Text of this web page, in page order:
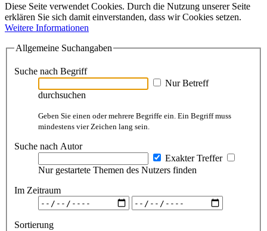
Diese Seite verwendet Cookies. Durch die Nutzung unserer Seite
erklären Sie sich damit einverstanden, dass wir Cookies setzen.
Weitere Informationen
Allgemeine Suchangaben
Suche nach Begriff
Nur Betreff
durchsuchen
Geben Sie einen oder mehrere Begriffe ein. Ein Begriff muss
mindestens vier Zeichen lang sein.
Suche nach Autor
Exakter Treffer
Nur gestartete Themen des Nutzers finden
Im Zeitraum
Sortierung